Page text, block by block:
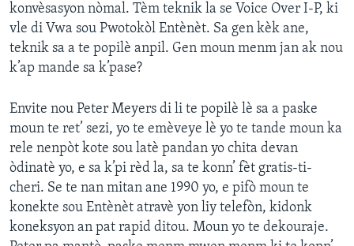
konvèsasyon nòmal. Tèm teknik la se Voice Over I-P, ki
vle di Vwa sou Pwotokòl Entènèt. Sa gen kèk ane,
teknik sa a te popilè anpil. Gen moun menm jan ak nou
k’ap mande sa k’pase?
Envite nou Peter Meyers di li te popilè lè sa a paske
moun te ret’ sezi, yo te emèveye lè yo te tande moun ka
rele nenpòt kote sou latè pandan yo chita devan
òdinatè yo, e sa k’pi rèd la, sa te konn’ fèt gratis-ti-
cheri. Se te nan mitan ane 1990 yo, e pifò moun te
konekte sou Entènèt atravè yon liy telefòn, kidonk
koneksyon an pat rapid ditou. Moun yo te dekouraje.